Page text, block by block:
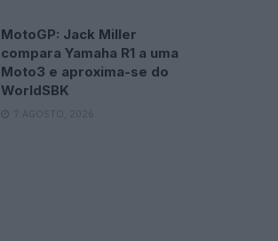
MotoGP: Jack Miller
compara Yamaha R1 a uma
Moto3 e aproxima-se do
WorldSBK
7 AGOSTO, 2026